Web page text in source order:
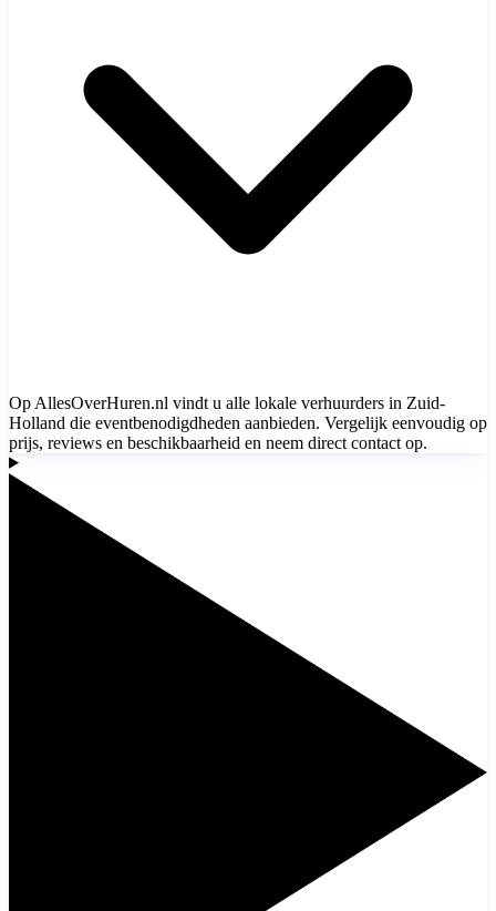
Op AllesOverHuren.nl vindt u alle lokale verhuurders in Zuid-
Holland die eventbenodigdheden aanbieden. Vergelijk eenvoudig op
prijs, reviews en beschikbaarheid en neem direct contact op.